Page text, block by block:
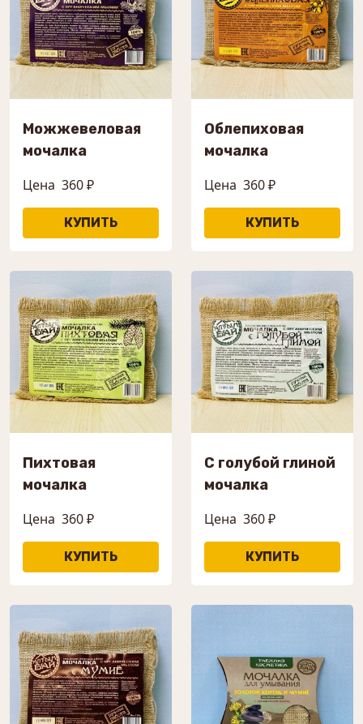
Можжевеловая
мочалка
Цена 360 ₽
Облепиховая
мочалка
Цена 360 ₽
Пихтовая
мочалка
Цена 360 ₽
С голубой глиной
мочалка
Цена 360 ₽